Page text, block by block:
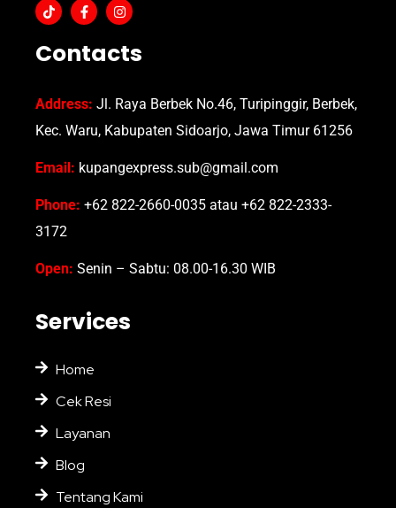
Contacts
Address: Jl. Raya Berbek No.46, Turipinggir, Berbek,
Kec. Waru, Kabupaten Sidoarjo, Jawa Timur 61256
Email: kupangexpress.sub@gmail.com
Phone: +62 822-2660-0035 atau +62 822-2333-
3172
Open: Senin – Sabtu: 08.00-16.30 WIB
Services
Home
Cek Resi
Layanan
Blog
Tentang Kami